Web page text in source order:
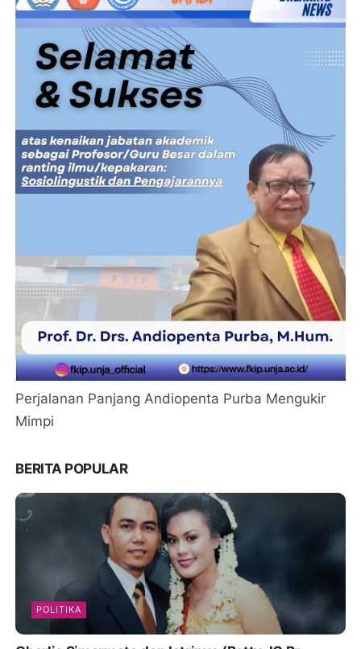
Perjalanan Panjang Andiopenta Purba Mengukir
Mimpi
BERITA POPULAR
POLITIKA